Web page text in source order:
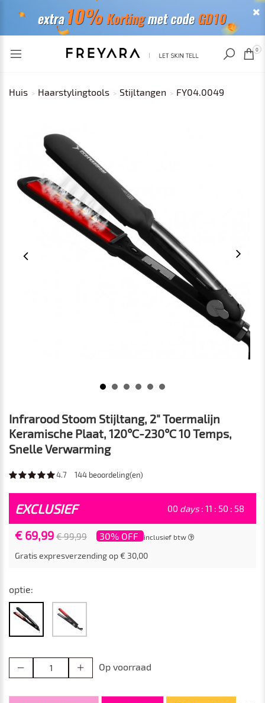
RECENT BEKEKEN 0
Huis Haarstylingtools Stijltangen FY04.0049
Infrarood Stoom Stijltang, 2" Toermalijn
Keramische Plaat, 120℃-230℃ 10 Temps,
Snelle Verwarming
4.7 144 beoordeling(en)
EXCLUSIEF 00 days: 11 : 50 : 57
€ 69,99 € 99,99 30% OFF inclusief btw
Gratis expresverzending op € 30,00
optie:
Op voorraad